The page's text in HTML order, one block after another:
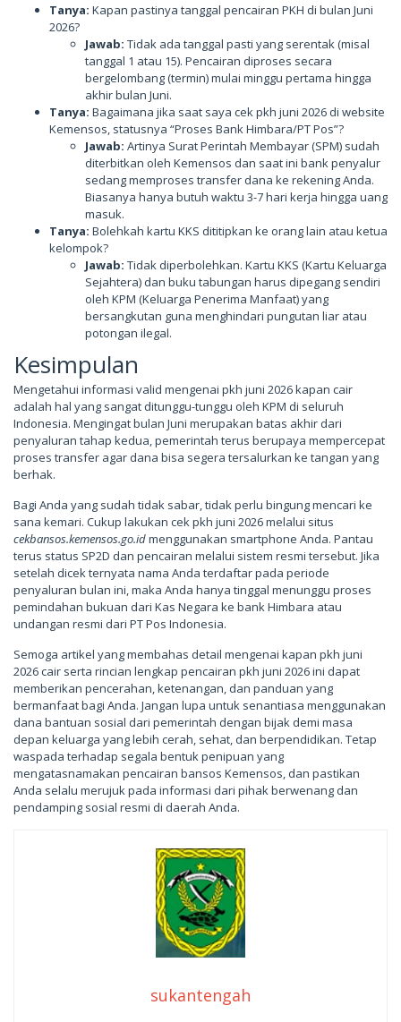
Tanya: Kapan pastinya tanggal pencairan PKH di bulan Juni
2026?
Jawab: Tidak ada tanggal pasti yang serentak (misal
tanggal 1 atau 15). Pencairan diproses secara
bergelombang (termin) mulai minggu pertama hingga
akhir bulan Juni.
Tanya: Bagaimana jika saat saya cek pkh juni 2026 di website
Kemensos, statusnya “Proses Bank Himbara/PT Pos”?
Jawab: Artinya Surat Perintah Membayar (SPM) sudah
diterbitkan oleh Kemensos dan saat ini bank penyalur
sedang memproses transfer dana ke rekening Anda.
Biasanya hanya butuh waktu 3-7 hari kerja hingga uang
masuk.
Tanya: Bolehkah kartu KKS dititipkan ke orang lain atau ketua
kelompok?
Jawab: Tidak diperbolehkan. Kartu KKS (Kartu Keluarga
Sejahtera) dan buku tabungan harus dipegang sendiri
oleh KPM (Keluarga Penerima Manfaat) yang
bersangkutan guna menghindari pungutan liar atau
potongan ilegal.
Kesimpulan
Mengetahui informasi valid mengenai pkh juni 2026 kapan cair
adalah hal yang sangat ditunggu-tunggu oleh KPM di seluruh
Indonesia. Mengingat bulan Juni merupakan batas akhir dari
penyaluran tahap kedua, pemerintah terus berupaya mempercepat
proses transfer agar dana bisa segera tersalurkan ke tangan yang
berhak.
Bagi Anda yang sudah tidak sabar, tidak perlu bingung mencari ke
sana kemari. Cukup lakukan cek pkh juni 2026 melalui situs
cekbansos.kemensos.go.idmenggunakan smartphone Anda. Pantau
terus status SP2D dan pencairan melalui sistem resmi tersebut. Jika
setelah dicek ternyata nama Anda terdaftar pada periode
penyaluran bulan ini, maka Anda hanya tinggal menunggu proses
pemindahan bukuan dari Kas Negara ke bank Himbara atau
undangan resmi dari PT Pos Indonesia.
Semoga artikel yang membahas detail mengenai kapan pkh juni
2026 cair serta rincian lengkap pencairan pkh juni 2026 ini dapat
memberikan pencerahan, ketenangan, dan panduan yang
bermanfaat bagi Anda. Jangan lupa untuk senantiasa menggunakan
dana bantuan sosial dari pemerintah dengan bijak demi masa
depan keluarga yang lebih cerah, sehat, dan berpendidikan. Tetap
waspada terhadap segala bentuk penipuan yang
mengatasnamakan pencairan bansos Kemensos, dan pastikan
Anda selalu merujuk pada informasi dari pihak berwenang dan
pendamping sosial resmi di daerah Anda.
sukantengah